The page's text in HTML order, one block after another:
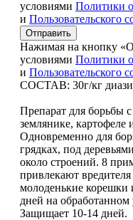
условиями Политики
и Пользовательского
Отправить
Нажимая на кнопку
условиями Политики
и Пользовательского
СОСТАВ: 30г/кг
Препарат для борьбы
землянике, картофеле
Одновременно для
грядках, под
около строений. 8
привлекают
молоденькие корешки
дней на обработанном
Защищает 10-14 дней.